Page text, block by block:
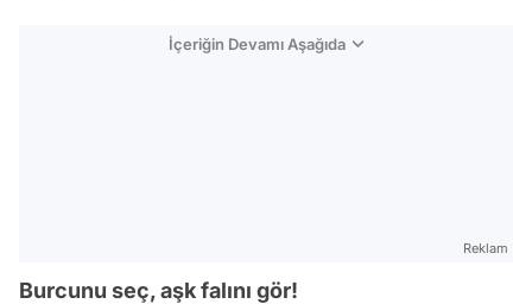
İçeriğin Devamı Aşağıda
Reklam
Burcunu seç, aşk falını gör!